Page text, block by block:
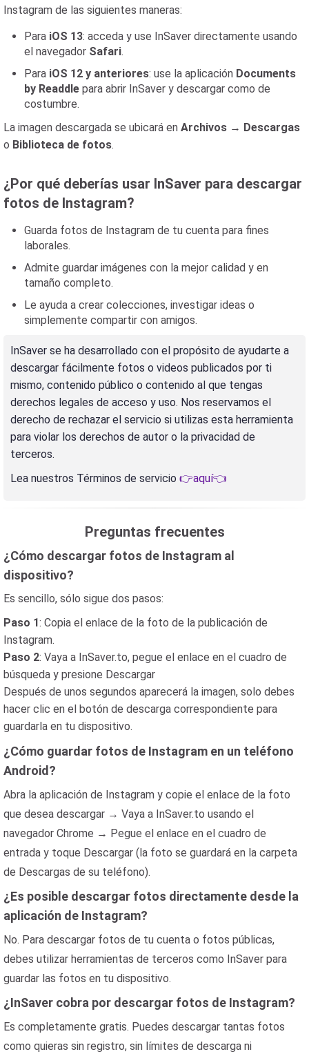
Instagram de las siguientes maneras:
Para iOS 13: acceda y use InSaver directamente usando
el navegador Safari.
Para iOS 12 y anteriores: use la aplicación Documents
by Readdle para abrir InSaver y descargar como de
costumbre.
La imagen descargada se ubicará en Archivos → Descargas
o Biblioteca de fotos.
¿Por qué deberías usar InSaver para descargar
fotos de Instagram?
Guarda fotos de Instagram de tu cuenta para fines
laborales.
Admite guardar imágenes con la mejor calidad y en
tamaño completo.
Le ayuda a crear colecciones, investigar ideas o
simplemente compartir con amigos.
InSaver se ha desarrollado con el propósito de ayudarte a
descargar fácilmente fotos o videos publicados por ti
mismo, contenido público o contenido al que tengas
derechos legales de acceso y uso. Nos reservamos el
derecho de rechazar el servicio si utilizas esta herramienta
para violar los derechos de autor o la privacidad de
terceros.
Lea nuestros Términos de servicio 👉aquí👈
Preguntas frecuentes
¿Cómo descargar fotos de Instagram al
dispositivo?
Es sencillo, sólo sigue dos pasos:
Paso 1: Copia el enlace de la foto de la publicación de
Instagram.
Paso 2: Vaya a InSaver.to, pegue el enlace en el cuadro de
búsqueda y presione Descargar
Después de unos segundos aparecerá la imagen, solo debes
hacer clic en el botón de descarga correspondiente para
guardarla en tu dispositivo.
¿Cómo guardar fotos de Instagram en un teléfono
Android?
Abra la aplicación de Instagram y copie el enlace de la foto
que desea descargar → Vaya a InSaver.to usando el
navegador Chrome → Pegue el enlace en el cuadro de
entrada y toque Descargar (la foto se guardará en la carpeta
de Descargas de su teléfono).
¿Es posible descargar fotos directamente desde la
aplicación de Instagram?
No. Para descargar fotos de tu cuenta o fotos públicas,
debes utilizar herramientas de terceros como InSaver para
guardar las fotos en tu dispositivo.
¿InSaver cobra por descargar fotos de Instagram?
Es completamente gratis. Puedes descargar tantas fotos
como quieras sin registro, sin límites de descarga ni